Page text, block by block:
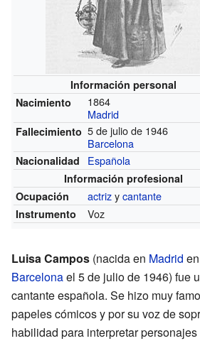
Información personal
Nacimiento
1864
Madrid
Fallecimiento 5 de julio de 1946
Barcelona
Nacionalidad Española
Información profesional
Ocupación
actrizycantante
Instrumento Voz
Luisa Campos (nacida en Madrid
Barcelonael 5 de julio de 1946) fue
cantante española. Se hizo muy
papeles cómicos y por su voz de
habilidad para interpretar